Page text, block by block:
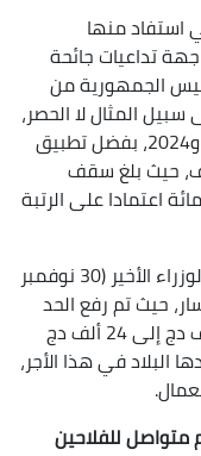
استفاد منها
تداعيات جائحة
رئيس الجمهورية من
المثال لا الحصر،
تم تنفيذ جزء كبير منها بين سنتي 2023 و2024، بفضل تطبيق
حيث بلغ سقف
صرفها بأثر رجعي، 30 بالمائة اعتمادا على الرتبة
وجاء قرار رئيس الجمهورية خلال مجلس الوزراء الأخير (30 نوفمبر
حيث تم رفع الحد
الأدنى للأجر الوطني المضمون من 20 ألف دج إلى 24 ألف دج
تشهدها البلاد في هذا الأجر،
للفلاحين